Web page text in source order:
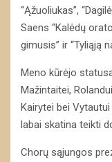
“Ąžuoliukas”,
Saens “Kalėdų
gimusis” ir “Tyliąją
Meno kūrėjo
Mažintaitei,
Kairytei bei
labai skatina teikti
Chorų sąjungos